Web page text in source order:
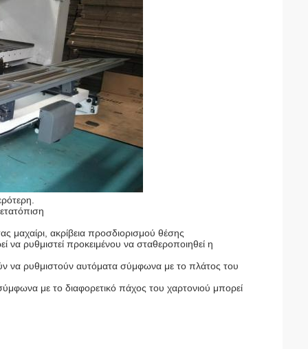
μαχαίρι, ακρίβεια προσδιορισμού θέσης
ρυθμιστεί προκειμένου να σταθεροποιηθεί η
να ρυθμιστούν αυτόματα σύμφωνα με το πλάτος του
με το διαφορετικό πάχος του χαρτονιού μπορεί